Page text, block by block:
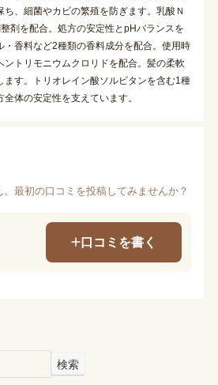
、細菌やカビの繁殖を防ぎます。乳酸Ｎ
剤を配合。処方の安定性とpHバランスを
・香料など2種類の香料成分を配合。使用時
ントリモニウムクロリドを配合。髪の柔軟
ます。トリオレイン酸ソルビタンを含む1種
体の安定性を支えています。
。最初の口コミを投稿してみませんか？
口コミを書く
検索